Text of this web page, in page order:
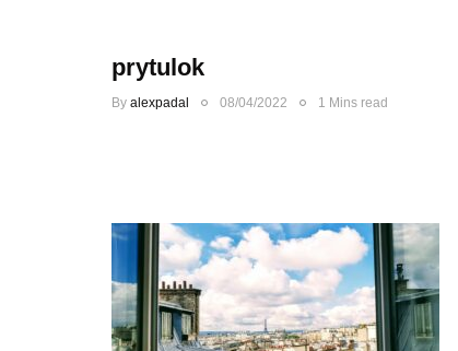
prytulok
By alexpadal 08/04/2022 1 Mins read